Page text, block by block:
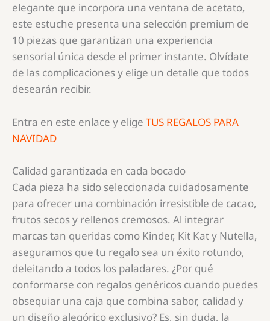
elegante que incorpora una ventana de acetato,
este estuche presenta una selección premium de
10 piezas que garantizan una experiencia
sensorial única desde el primer instante. Olvídate
de las complicaciones y elige un detalle que todos
desearán recibir.
Entra en este enlace y elige TUS REGALOS PARA
NAVIDAD
Calidad garantizada en cada bocado
Cada pieza ha sido seleccionada cuidadosamente
para ofrecer una combinación irresistible de cacao,
frutos secos y rellenos cremosos. Al integrar
marcas tan queridas como Kinder, Kit Kat y Nutella,
aseguramos que tu regalo sea un éxito rotundo,
deleitando a todos los paladares. ¿Por qué
conformarse con regalos genéricos cuando puedes
obsequiar una caja que combina sabor, calidad y
un diseño alegórico exclusivo? Es, sin duda, la